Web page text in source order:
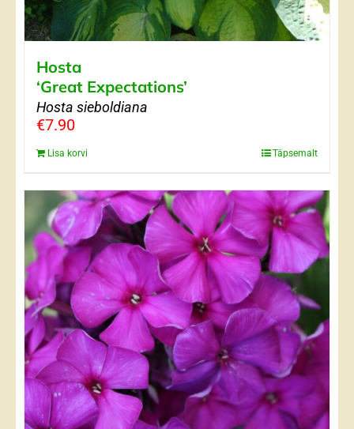
Hosta
‘Great Expectations’
Hosta sieboldiana
€7.90
Lisa korvi Täpsemalt